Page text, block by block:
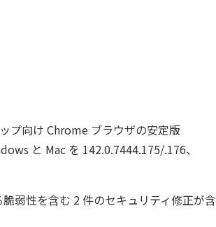
プ向け Chrome ブラウザの安定版
と Mac を 142.0.7444.175/.176、
弱性を含む 2 件のセキュリティ修正が含